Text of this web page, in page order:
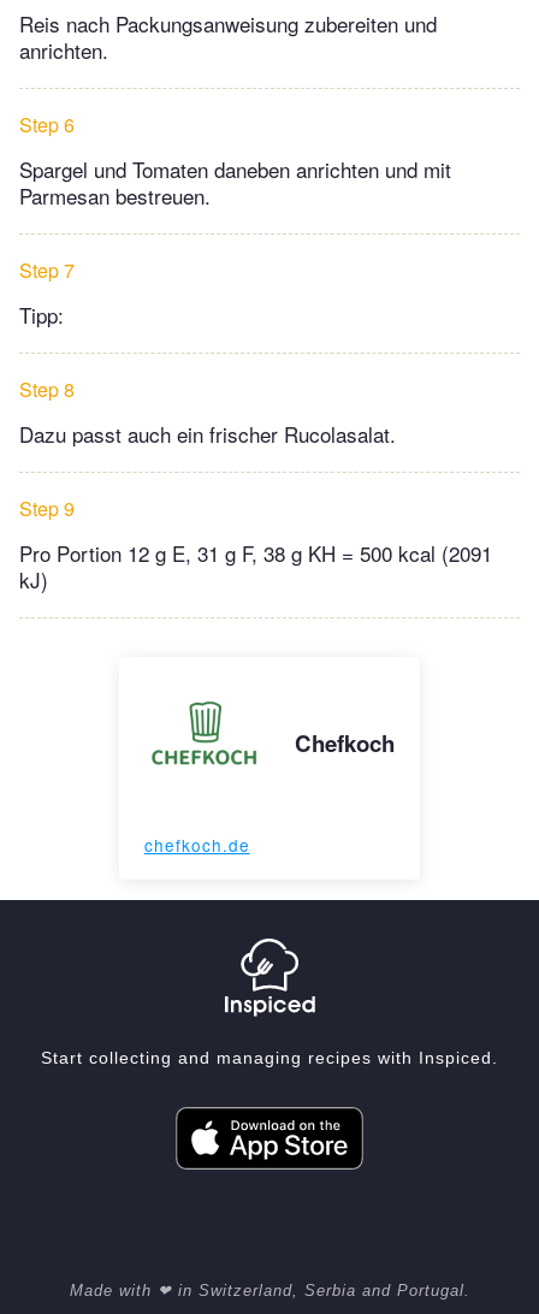
Reis nach Packungsanweisung zubereiten und
anrichten.
Step 6
Spargel und Tomaten daneben anrichten und mit
Parmesan bestreuen.
Step 7
Tipp:
Step 8
Dazu passt auch ein frischer Rucolasalat.
Step 9
Pro Portion 12 g E, 31 g F, 38 g KH = 500 kcal (2091
kJ)
Chefkoch
chefkoch.de
Start collecting and managing recipes with Inspiced.
Made with ❤ in Switzerland, Serbia and Portugal.